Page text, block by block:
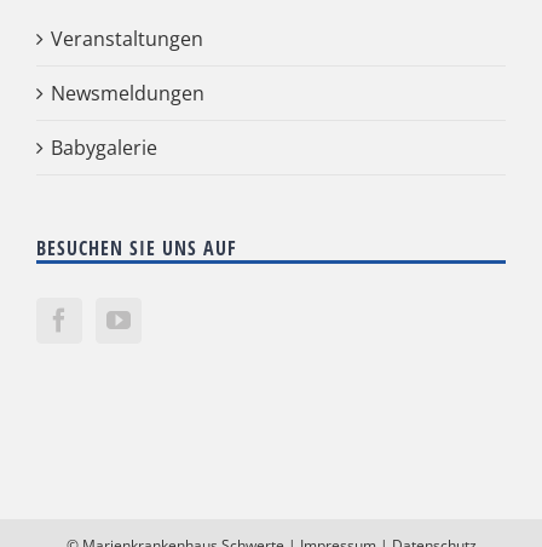
Veranstaltungen
Newsmeldungen
Babygalerie
BESUCHEN SIE UNS AUF